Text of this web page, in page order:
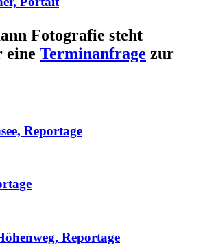
Fotografie steht
eine Terminanfrage zur
Reportage
Reportage